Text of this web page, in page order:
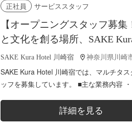
正社員 サービススタッフ
【オープニングスタッフ募集
と文化を創る場所、SAKE
で特別なキャリアをスタート
SAKE Kura Hotel 川崎宿 神奈川県川崎
SAKE Kura Hotel 川崎宿では、マルチタ
ッフを募集しています。 ■主な業務内容 ・フロント業務：チェ
詳細を見る